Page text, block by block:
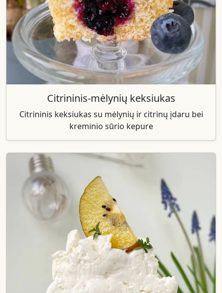
Citrininis-mėlynių keksiukas
Citrininis keksiukas su mėlynių ir citrinų įdaru bei
kreminio sūrio kepure